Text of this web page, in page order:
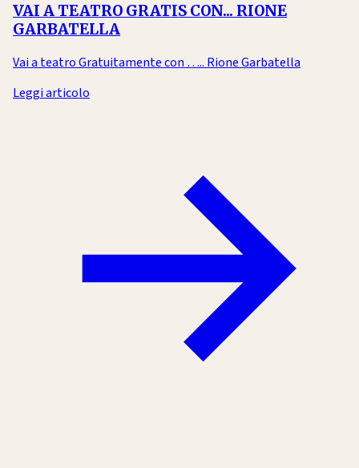
VAI A TEATRO GRATIS CON... RIONE
GARBATELLA
Vai a teatro Gratuitamente con ….. Rione Garbatella
Leggi articolo